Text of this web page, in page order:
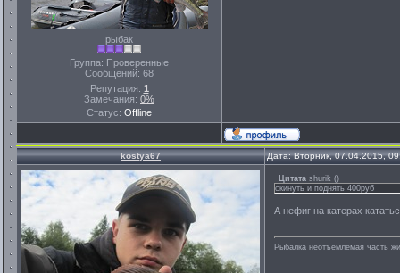
рыбак
Группа: Проверенные
Сообщений: 68
Репутация: 1
Замечания: 0%
Статус: Offline
kostya67 Дата: Вторник, 07.04.2015,
Цитата shurik ()
скинуть и поднять 400руб
А нефиг на катерах
Рыбалка неотъемлемая часть